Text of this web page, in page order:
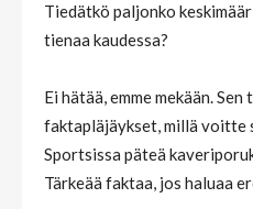
Tiedätkö paljonko
tienaa kaudessa?
Ei hätää, emme mekään.
faktapläjäykset, millä voitte
Sportsissa päteä
Tärkeää faktaa, jos haluaa